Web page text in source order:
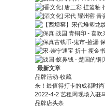
最新文章
品牌活动·收藏
来！最值得打卡的成都时尚
2022-4-2 艺租网现场入驻
品牌店头条